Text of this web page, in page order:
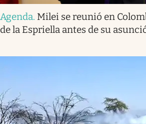
Agenda. Milei se reunió en
de la Espriella antes de su